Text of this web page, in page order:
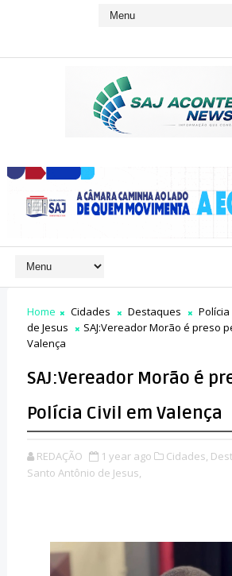
Home Cidades Destaques Polícia
de Jesus
SAJ:Vereador Morão é preso
Valença
SAJ:Vereador Morão é
Polícia Civil em Valença
REDAÇÃO 1 year ago Cidades,
Santo Antônio de Jesus,